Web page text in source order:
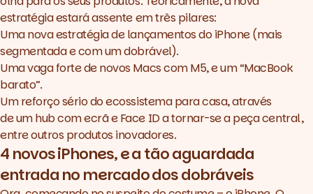
estratégia estará assente em três pilares:
Uma nova estratégia de lançamentos do iPhone (mais
segmentada e com um dobrável).
Uma vaga forte de novos Macs com M5, e um “MacBook
barato”.
Um reforço sério do ecossistema para casa, através
de umhubcom ecrã e Face ID a tornar-se a peça central,
entre outros produtos inovadores.
4 novos iPhones, e a tão aguardada
entrada no mercado dos dobráveis